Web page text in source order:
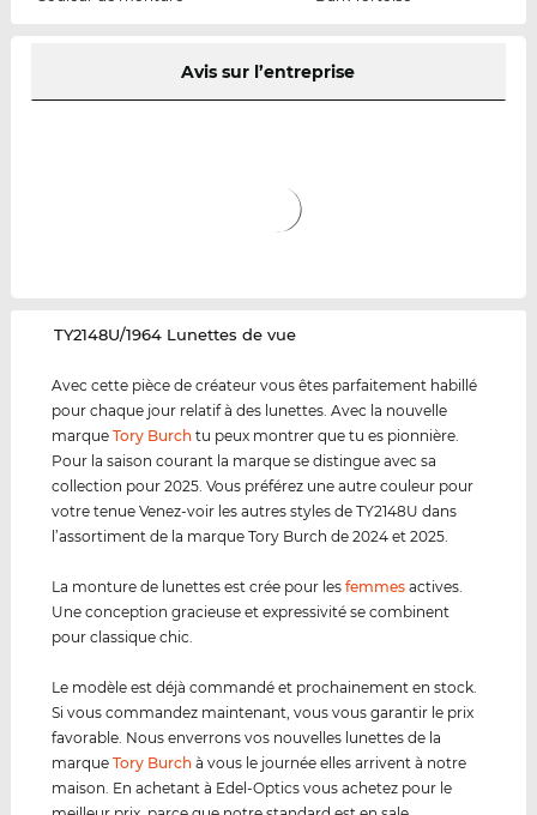
Avis sur l’entreprise
‌TY2148U/1964 Lunettes de vue
Avec cette pièce de créateur vous êtes parfaitement habillé
pour chaque jour relatif à des lunettes. Avec la nouvelle
marqueTory Burch tu peux montrer que tu es pionnière.
Pour la saison courant la marque se distingue avec sa
collection pour 2025. Vous préférez une autre couleur pour
votre tenue Venez-voir les autres styles de TY2148U dans
l’assortiment de la marque Tory Burch de 2024 et 2025.
La monture de lunettes est crée pour lesfemmes actives.
Une conception gracieuse et expressivité se combinent
pour classique chic.
Le modèle est déjà commandé et prochainement en stock.
Si vous commandez maintenant, vous vous garantir le prix
favorable. Nous enverrons vos nouvelles lunettes de la
marqueTory Burch à vous le journée elles arrivent à notre
maison. En achetant à Edel-Optics vous achetez pour le